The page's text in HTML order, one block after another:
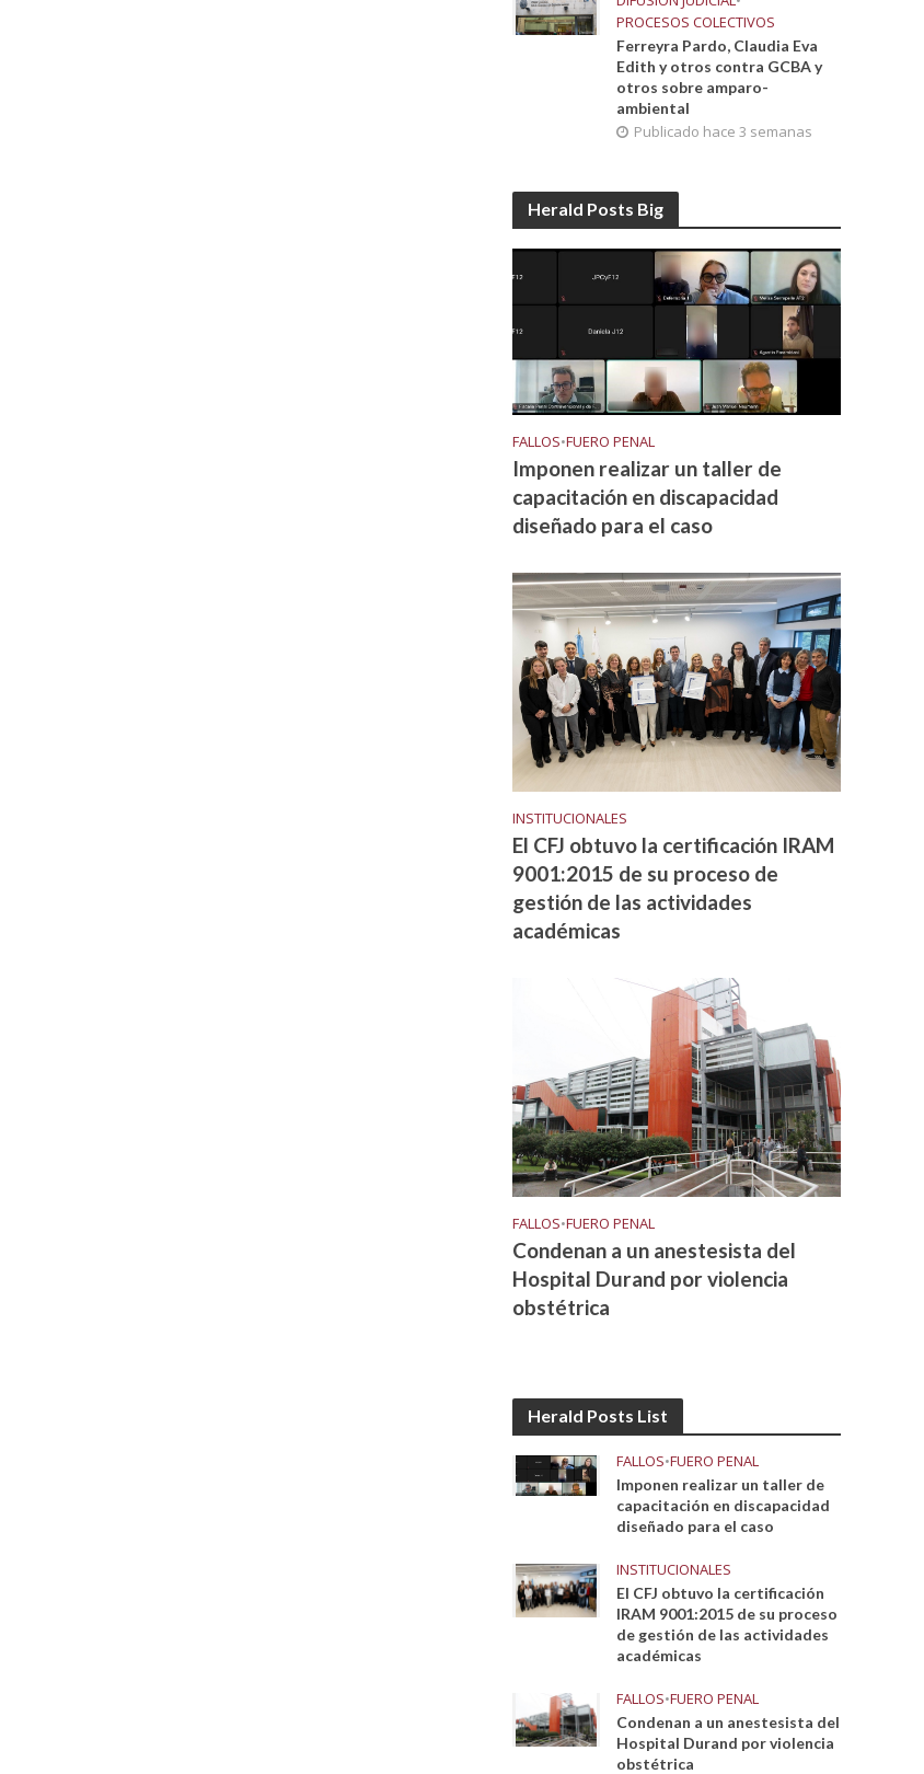
PROCESOS COLECTIVOS
Ferreyra Pardo, Claudia Eva
Edith y otros contra GCBA y
otros sobre amparo-
ambiental
Publicado hace 3 semanas
Herald Posts Big
FALLOS•FUERO PENAL
Imponen realizar un taller de
capacitación en discapacidad
diseñado para el caso
INSTITUCIONALES
El CFJ obtuvo la certificación IRAM
9001:2015 de su proceso de
gestión de las actividades
académicas
FALLOS•FUERO PENAL
Condenan a un anestesista del
Hospital Durand por violencia
obstétrica
Herald Posts List
FALLOS•FUERO PENAL
Imponen realizar un taller de
capacitación en discapacidad
diseñado para el caso
INSTITUCIONALES
El CFJ obtuvo la certificación
IRAM 9001:2015 de su proceso
de gestión de las actividades
académicas
FALLOS•FUERO PENAL
Condenan a un anestesista del
Hospital Durand por violencia
obstétrica